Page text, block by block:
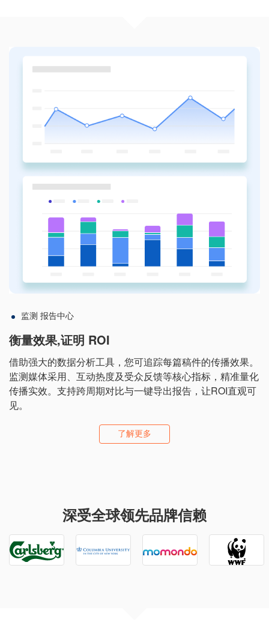
监测 报告中心
衡量效果,证明 ROI
借助强大的数据分析工具，您可追踪每篇稿件的传播效果。
监测媒体采用、互动热度及受众反馈等核心指标，精准量化
传播实效。支持跨周期对比与一键导出报告，让ROI直观可
见。
了解更多
深受全球领先品牌信赖